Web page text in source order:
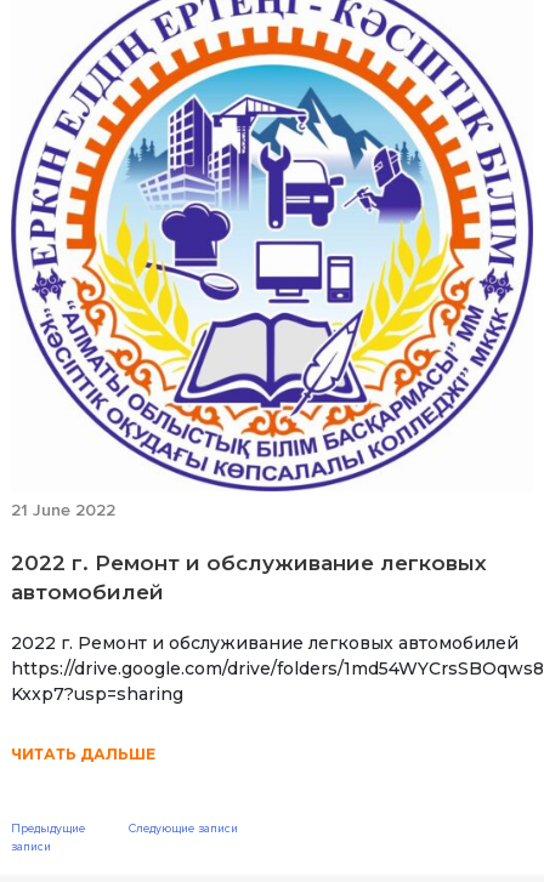
21 June 2022
2022 г. Ремонт и обслуживание легковых
автомобилей
2022 г. Ремонт и обслуживание легковых автомобилей
https://drive.google.com/drive/folders/
Kxxp7?usp=sharing
ЧИТАТЬ ДАЛЬШЕ
Навигация
Предыдущие
записи
Следующие записи